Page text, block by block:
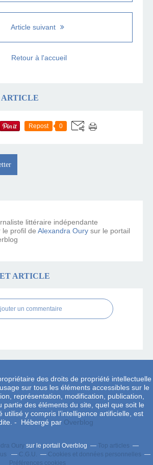
Article suivant
Retour à l'accueil
ARTICLE
Repost 0
littéraire indépendante
le profil de Alexandra Oury sur le portail
ARTICLE
un commentaire
des droits de propriété intellectuelle
sur tous les éléments accessibles sur le
représentation, modification, publication,
partie des éléments du site, quel que soit le
utilisé y compris l’intelligence artificielle, est
- Hébergé par Overblog
Oury sur le portail Overblog
Top articles
C.G.U.
Cookies et données personnelles
Préférences cookies